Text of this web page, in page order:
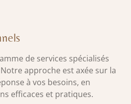
de services spécialisés
approche est axée sur la
à vos besoins, en
efficaces et pratiques.